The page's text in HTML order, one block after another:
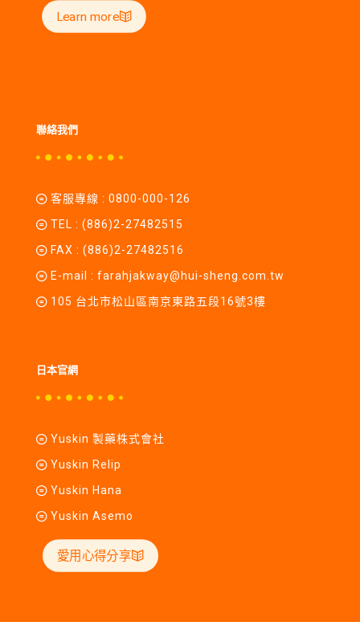
Learn more
聯絡我們
客服專線 : 0800-000-126
TEL : (886)2-27482515
FAX : (886)2-27482516
E-mail : farahjakway@hui-sheng.com.tw
105 台北市松山區南京東路五段16號3樓
日本官網
Yuskin 製藥株式會社
Yuskin Relip
Yuskin Hana
Yuskin Asemo
愛用心得分享